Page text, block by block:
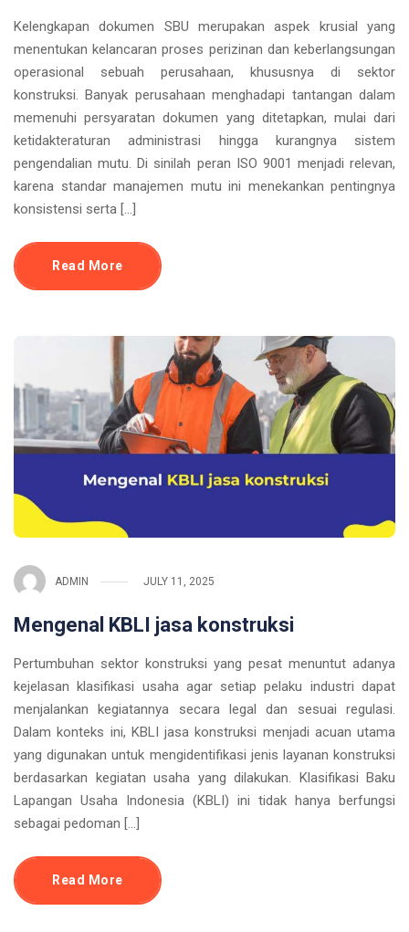
Kelengkapan dokumen SBU merupakan aspek krusial yang
menentukan kelancaran proses perizinan dan keberlangsungan
operasional sebuah perusahaan, khususnya di sektor
konstruksi. Banyak perusahaan menghadapi tantangan dalam
memenuhi persyaratan dokumen yang ditetapkan, mulai dari
ketidakteraturan administrasi hingga kurangnya sistem
pengendalian mutu. Di sinilah peran ISO 9001 menjadi relevan,
karena standar manajemen mutu ini menekankan pentingnya
konsistensi serta […]
Read More
ADMIN JULY 11, 2025
Mengenal KBLI jasa konstruksi
Pertumbuhan sektor konstruksi yang pesat menuntut adanya
kejelasan klasifikasi usaha agar setiap pelaku industri dapat
menjalankan kegiatannya secara legal dan sesuai regulasi.
Dalam konteks ini, KBLI jasa konstruksi menjadi acuan utama
yang digunakan untuk mengidentifikasi jenis layanan konstruksi
berdasarkan kegiatan usaha yang dilakukan. Klasifikasi Baku
Lapangan Usaha Indonesia (KBLI) ini tidak hanya berfungsi
sebagai pedoman […]
Read More